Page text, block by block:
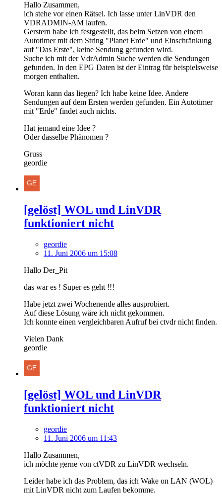
Hallo Zusammen,
ich stehe vor einen Rätsel. Ich lasse unter LinVDR den
VDRADMIN-AM laufen.
Gerstern habe ich festgestellt, das beim Setzen von einem
Autotimer mit dem String "Planet Erde" und Einschränkung
auf "Das Erste", keine Sendung gefunden wird.
Suche ich mit der VdrAdmin Suche werden die Sendungen
gefunden. In den EPG Daten ist der Eintrag für beispielsweise
morgen enthalten.
Woran kann das liegen? Ich habe keine Idee. Andere
Sendungen auf dem Ersten werden gefunden. Ein Autotimer
mit "Erde" findet auch nichts.
Hat jemand eine Idee ?
Oder dasselbe Phänomen ?
Gruss
geordie
[gelöst] WOL und LinVDR
funktioniert nicht
geordie
11. Juni 2006 um 15:08
Hallo Der_Pit
das war es ! Super es geht !!!
Habe jetzt zwei Wochenende alles ausprobiert.
Auf diese Lösung wäre ich nicht gekommen.
Ich konnte einen vergleichbaren Aufruf bei ctvdr nicht finden.
Vielen Dank
geordie
[gelöst] WOL und LinVDR
funktioniert nicht
geordie
11. Juni 2006 um 11:43
Hallo Zusammen,
ich möchte gerne von ctVDR zu LinVDR wechseln.
Leider habe ich das Problem, das ich Wake on LAN (WOL)
mit LinVDR nicht zum Laufen bekomme.